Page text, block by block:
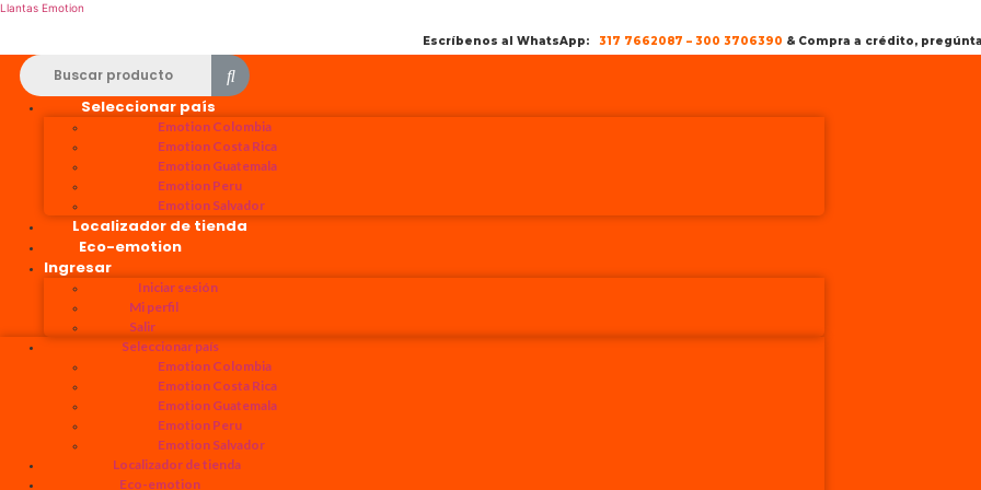
Llantas Emotion
Escríbenos al WhatsApp: 317 7662087 – 300 3706390 & Compra a crédito,
Seleccionar país
Emotion Colombia
Emotion Costa Rica
Emotion Guatemala
Emotion Peru
Emotion Salvador
Localizador de tienda
Eco-emotion
Ingresar
Iniciar sesión
Mi perfil
Salir
Seleccionar país
Emotion Colombia
Emotion Costa Rica
Emotion Guatemala
Emotion Peru
Emotion Salvador
Localizador de tienda
Eco-emotion